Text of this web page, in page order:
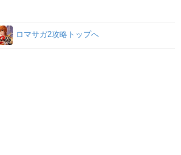
ロマサガ2攻略トップへ